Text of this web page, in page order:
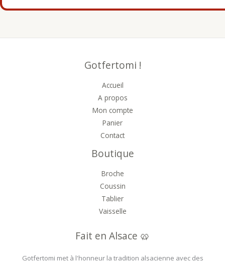
Gotfertomi !
Accueil
A propos
Mon compte
Panier
Contact
Boutique
Broche
Coussin
Tablier
Vaisselle
Fait en Alsace 🥨
Gotfertomi met à l'honneur la tradition alsacienne avec des